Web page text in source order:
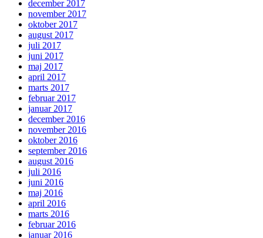
december 2017
november 2017
oktober 2017
august 2017
juli 2017
juni 2017
maj 2017
april 2017
marts 2017
februar 2017
januar 2017
december 2016
november 2016
oktober 2016
september 2016
august 2016
juli 2016
juni 2016
maj 2016
april 2016
marts 2016
februar 2016
januar 2016